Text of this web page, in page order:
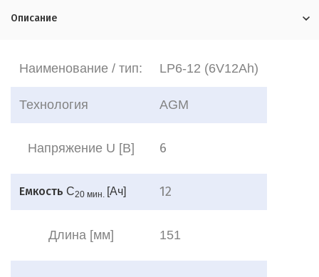
Описание
Наименование / тип: LP6-12 (6V12Ah)
Технология AGM
Напряжение U [В] 6
Емкость C20 мин. [Aч] 12
Длина [мм] 151